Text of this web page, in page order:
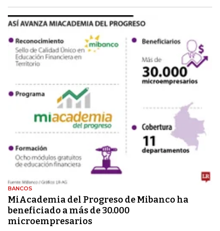
BANCOS
MiAcademia del Progreso de Mibanco ha
beneficiado a más de 30.000
microempresarios